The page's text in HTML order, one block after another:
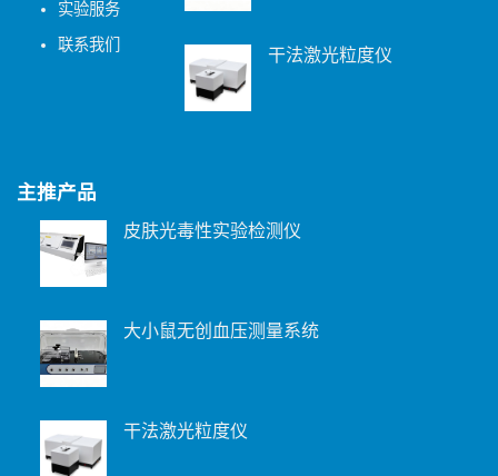
实验服务
联系我们
干法激光粒度仪
主推产品
皮肤光毒性实验检测仪
大小鼠无创血压测量系统
干法激光粒度仪